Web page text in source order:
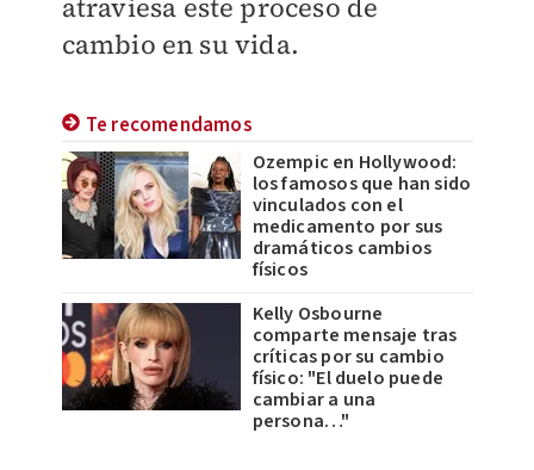
cambio en su vida.
Te recomendamos
Ozempic en Hollywood:
los famosos que han sido
vinculados con el
medicamento por sus
dramáticos cambios
físicos
Kelly Osbourne
comparte mensaje tras
críticas por su cambio
físico: "El duelo puede
cambiar a una
persona…"